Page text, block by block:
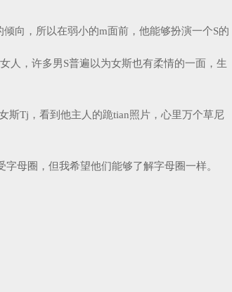
向，所以在弱小的m面前，他能够扮演一个S的
人，许多男S普遍以为女斯也有柔情的一面，生
斯Tj，看到他主人的跪tian照片，心里万个草尼
母圈，但我希望他们能够了解字母圈一样。